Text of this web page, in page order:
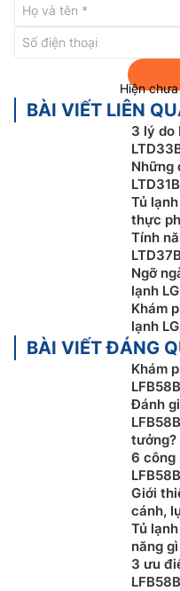
Ngăn đông mềm
kiệm thời gian rã
Thấu hiểu từng loại
quản lý tưởng khác
Converter⁺™ trêntủ
cấp khả năng thiết lập
phẩm chuyên biệt như
3 độ C. Nhờ được làm
luôn giữ được độ tươi
dễ dàng bằng cách
Hiện
BÀI VIẾT LIÊN
3 lý do
Những
Tủ
thực
Tính
Ngỡ
lạnh
Khám
lạnh
BÀI VIẾT ĐÁNG
Khám
Đánh
tưởng?
6 công
Giới
cánh,
Tủ
năng
3 ưu